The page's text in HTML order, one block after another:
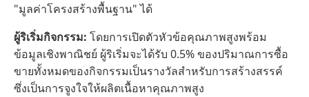
"มูลค่าโครงสร้างพื้นฐาน" ได้
ผู้ริเริ่มกิจกรรม: โดยการเปิดตัวหัวข้อคุณภาพสูงพร้อม
ข้อมูลเชิงพาณิชย์ ผู้ริเริ่มจะได้รับ 0.5% ของปริมาณการซื้อ
ขายทั้งหมดของกิจกรรมเป็นรางวัลสำหรับการสร้างสรรค์
ซึ่งเป็นการจูงใจให้ผลิตเนื้อหาคุณภาพสูง